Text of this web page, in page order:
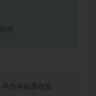
馈
为本站原创发